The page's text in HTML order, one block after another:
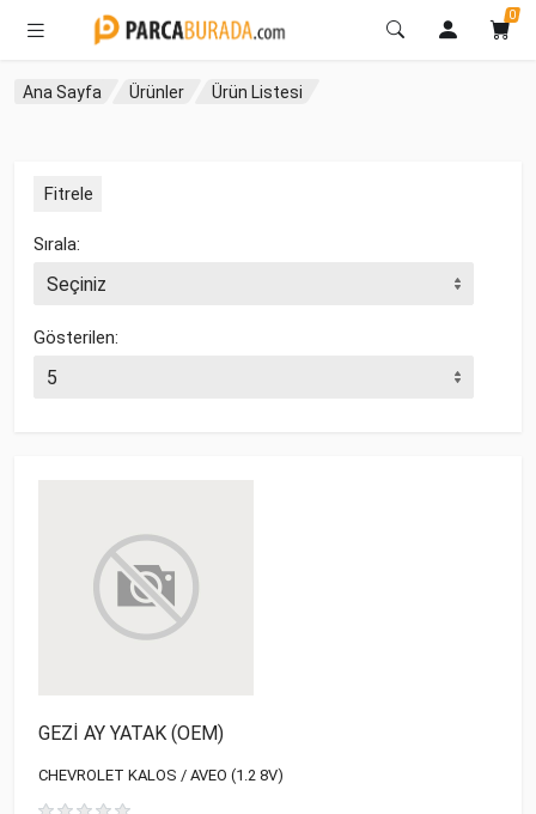
0
Ana Sayfa Ürünler Ürün Listesi
Fitrele
Sırala:
Gösterilen:
GEZİ AY YATAK (OEM)
CHEVROLET KALOS / AVEO (1.2 8V)